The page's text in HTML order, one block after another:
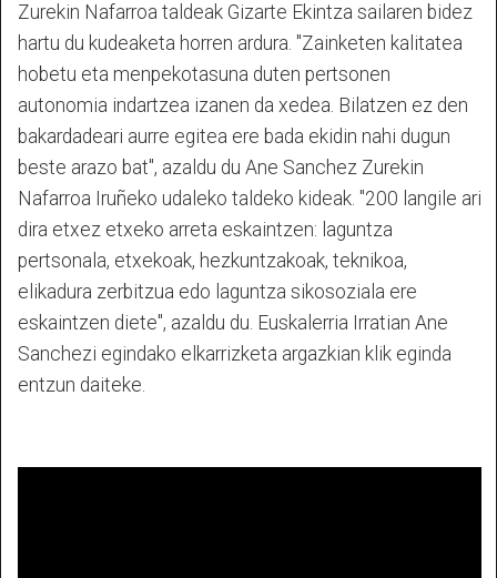
Zurekin Nafarroa taldeak Gizarte Ekintza sailaren bidez
hartu du kudeaketa horren ardura. "Zainketen kalitatea
hobetu eta menpekotasuna duten pertsonen
autonomia indartzea izanen da xedea. Bilatzen ez den
bakardadeari aurre egitea ere bada ekidin nahi dugun
beste arazo bat", azaldu du Ane Sanchez Zurekin
Nafarroa Iruñeko udaleko taldeko kideak. "200 langile ari
dira etxez etxeko arreta eskaintzen: laguntza
pertsonala, etxekoak, hezkuntzakoak, teknikoa,
elikadura zerbitzua edo laguntza sikosoziala ere
eskaintzen diete", azaldu du. Euskalerria Irratian Ane
Sanchezi egindako elkarrizketa argazkian klik eginda
entzun daiteke.